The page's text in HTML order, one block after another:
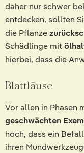
daher nur schwer
entdecken, sollten
die Pflanze
Schädlinge mit
hierbei, dass die
Blattläuse
Vor allen in Phasen
geschwächten
hoch, dass ein
ihren